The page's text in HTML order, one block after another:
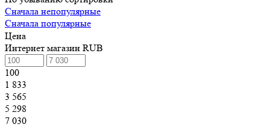
Сначала непопулярные
Сначала популярные
Цена
Интернет магазин RUB
100
1 833
3 565
5 298
7 030